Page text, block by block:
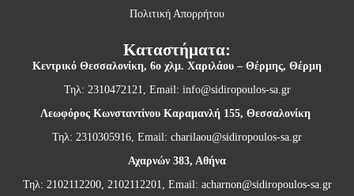
Πολιτική Απορρήτου
Καταστήματα:
Κεντρικό Θεσσαλονίκη, 6ο χλμ. Χαριλάου – Θέρμης, Θέρμη
Τηλ: 2310472121, Email: info@sidiropoulos-sa.gr
Λεωφόρος Κωνσταντίνου Καραμανλή 155, Θεσσαλονίκη
Τηλ: 2310305916, Email: charilaou@sidiropoulos-sa.gr
Αχαρνών 383, Αθήνα
Τηλ: 2102112200, 2102112201, Email: acharnon@sidiropoulos-sa.gr